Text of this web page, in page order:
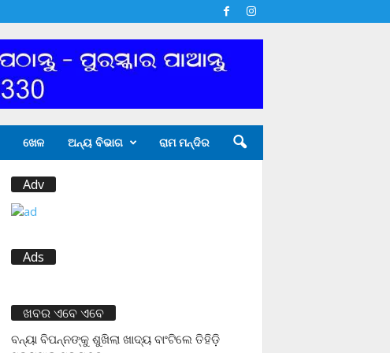
ଖେଳ ଅନ୍ୟ ବିଭାଗ ରାମ ମନ୍ଦିର
Adv
Ads
ଖବର ଏବେ ଏବେ
ବନ୍ୟା ବିପନ୍ନଙ୍କୁ ଶୁଖିଲା ଖାଦ୍ୟ ବାଂଟିଲେ ତିହିଡି଼